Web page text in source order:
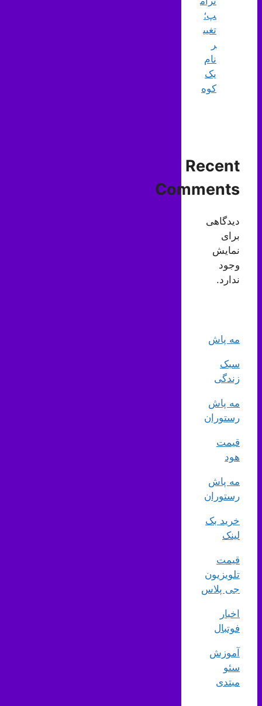
پ؛
تغیی
ر
نام
یک
کوه
Recent
Comments
دیدگاهی
برای
نمایش
وجود
ندارد.
مه پاش
سبک
زندگی
مه پاش
رستوران
قیمت
هود
مه پاش
رستوران
خرید بک
لینک
قیمت
تلویزیون
جی پلاس
اخبار
فوتبال
آموزش
سئو
مبتدی